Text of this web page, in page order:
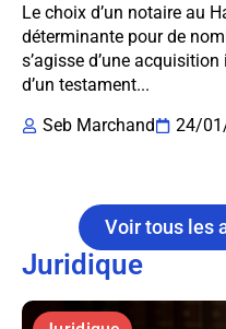
Le choix d’un notaire au
déterminante pour de
s’agisse d’une
d’un testament...
Seb Marchand
24/
Voir tous les
Juridique